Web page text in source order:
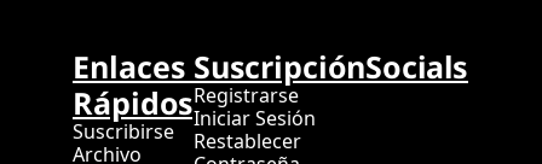
Enlaces
Rápidos
Suscribirse
Archivo
Suscripción
Registrarse
Iniciar Sesión
Restablecer
Socials